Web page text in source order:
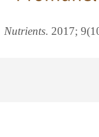
Nutrients. 2017;